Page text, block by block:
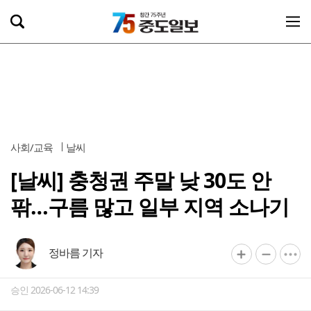
사회/교육 날씨
[날씨] 충청권 주말 낮 30도 안
팎…구름 많고 일부 지역 소나기
정바름 기자
승인 2026-06-12 14:39